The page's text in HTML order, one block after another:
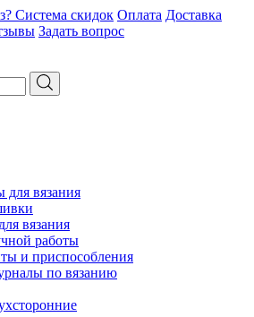
Система скидок Оплата Доставка
Задать вопрос
для вязания
вязания
работы
и приспособления
по вязанию